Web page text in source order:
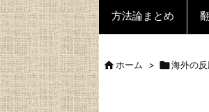
方法論まとめ
ホーム > 海外の